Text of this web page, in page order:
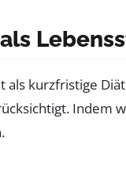
als kurzfristige
Indem